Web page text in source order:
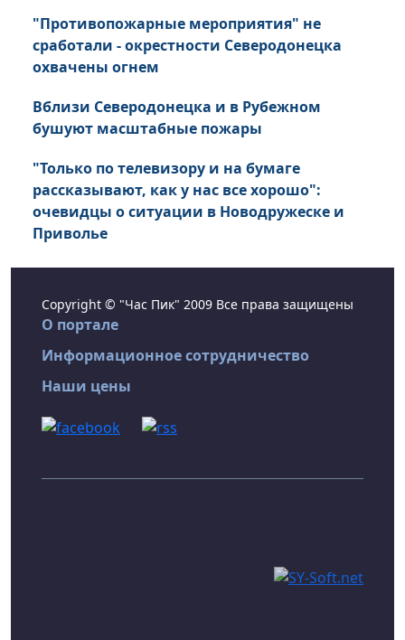
"Противопожарные мероприятия" не
сработали - окрестности Северодонецка
охвачены огнем
Вблизи Северодонецка и в Рубежном
бушуют масштабные пожары
"Только по телевизору и на бумаге
рассказывают, как у нас все хорошо":
очевидцы о ситуации в Новодружеске и
Приволье
Copyright © "Час Пик" 2009 Все права защищены
О портале
Информационное сотрудничество
Наши цены